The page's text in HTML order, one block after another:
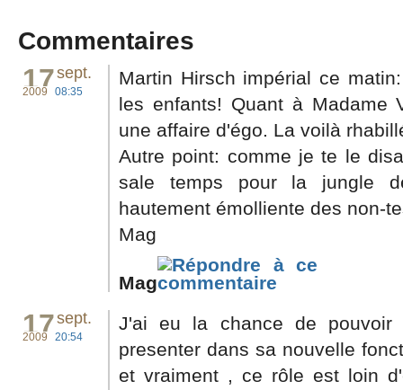
Commentaires
17sept.
2009 08:35
Martin Hirsch impérial ce
les enfants! Quant à Madame
une affaire d'égo. La voilà
Autre point: comme je te le
sale temps pour la jungle
hautement émolliente des non-
Mag
Mag
17sept.
2009 20:54
J'ai eu la chance de pouvoir
presenter dans sa nouvelle
et vraiment , ce rôle est loin